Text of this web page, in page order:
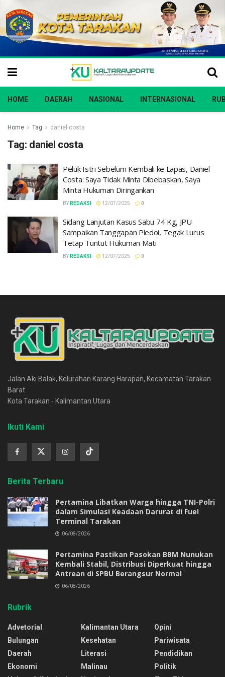
HOME DAERAH NASIONAL INTERNASIONAL
Home Tag daniel costa
Tag: daniel costa
Peluk Istri Sebelum Kembali ke Lapas, Daniel
Costa: Saya Tidak Minta Dibebaskan, Saya
Minta Hukuman Diringankan
BY REDAKSI 12/07/2025 0
Sidang Lanjutan Kasus Sabu 74 Kg, JPU
Sampaikan Tanggapan Pledoi, Tegak Lurus
Tetap Tuntut Hukuman Mati
BY REDAKSI 12/07/2025 0
Jalan Aki Balak, Kelurahan Karang Harapan, Kecamatan Tarakan
Barat
Kota Tarakan - Kalimantan Utara
Ikuti Kami
Berita Terbaru
Pertamina Libatkan Warga hingga TNI-Polri
dalam Simulasi Keadaan Darurat di Fuel
Terminal Tarakan
06/08/2026
Pertamina Pastikan Pasokan BBM Nunukan
Kembali Stabil, Distribusi Diperkuat hingga
Antrean di SPBU Berangsur Normal
06/08/2026
Rubrik
Advetorial
Bulungan
Daerah
Ekonomi
Kalimantan Utara
Kesehatan
Literasi
Malinau
Opini
Pariwisata
Pendidikan
Politik